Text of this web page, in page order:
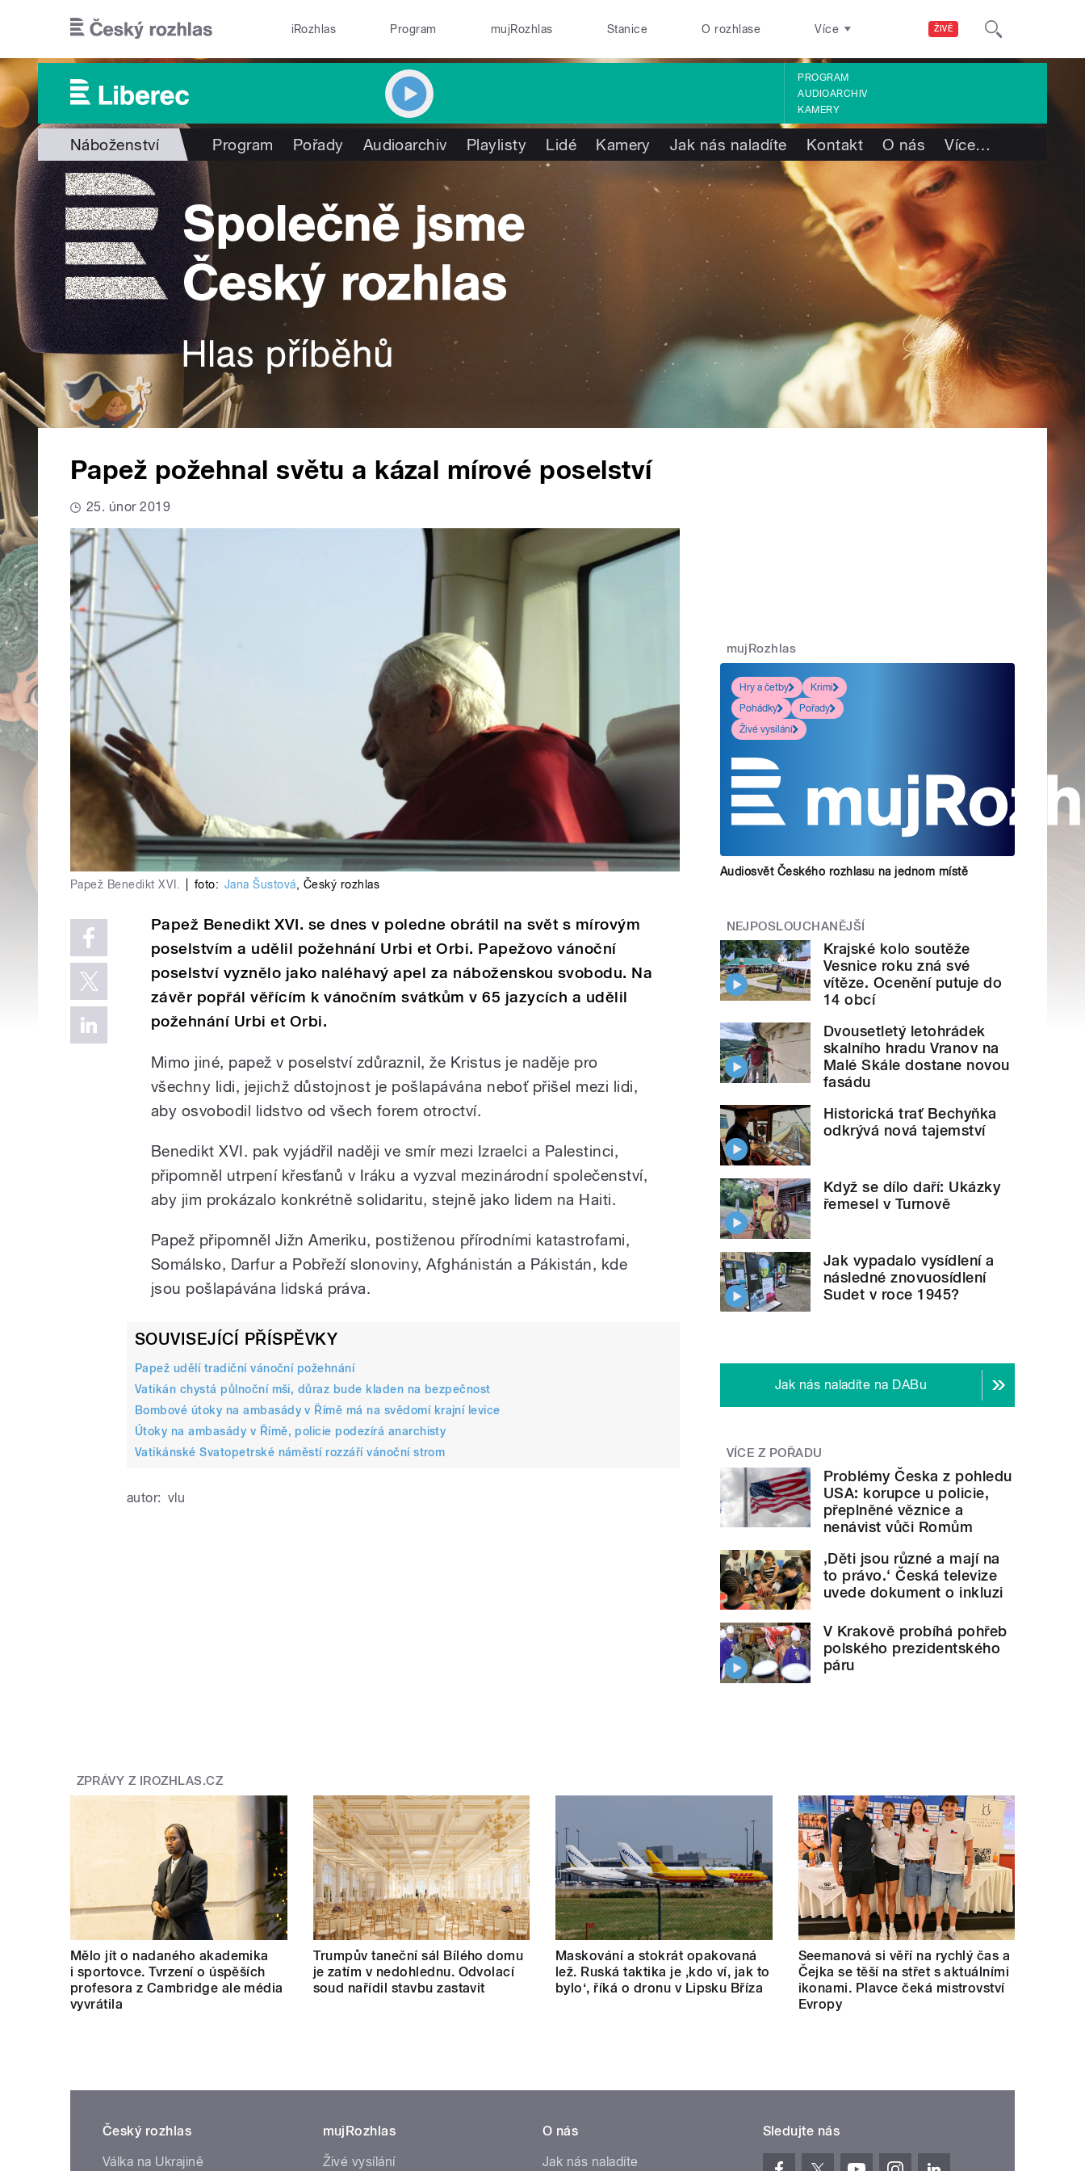
ŽIVĚ
iRozhlas Program mujRozhlas Stanice O rozhlase Více
PROGRAM
AUDIOARCHIV
KAMERY
Náboženství Program Pořady Audioarchiv Playlisty Lidé Kamery Jak nás naladíte Kontakt O nás Více…
Papež požehnal světu a kázal mírové poselství
25. únor 2019
Papež Benedikt XVI. foto: Jana Šustová, Český rozhlas
Papež Benedikt XVI. se dnes v poledne obrátil na svět s mírovým
poselstvím a udělil požehnání Urbi et Orbi. Papežovo vánoční
poselství vyznělo jako naléhavý apel za náboženskou svobodu. Na
závěr popřál věřícím k vánočním svátkům v 65 jazycích a udělil
požehnání Urbi et Orbi.
Mimo jiné, papež v poselství zdůraznil, že Kristus je naděje pro
všechny lidi, jejichž důstojnost je pošlapávána neboť přišel mezi lidi,
aby osvobodil lidstvo od všech forem otroctví.
Benedikt XVI. pak vyjádřil naději ve smír mezi Izraelci a Palestinci,
připomněl utrpení křesťanů v Iráku a vyzval mezinárodní společenství,
aby jim prokázalo konkrétně solidaritu, stejně jako lidem na Haiti.
Papež připomněl Jižn Ameriku, postiženou přírodními katastrofami,
Somálsko, Darfur a Pobřeží slonoviny, Afghánistán a Pákistán, kde
jsou pošlapávána lidská práva.
SOUVISEJÍCÍ PŘÍSPĚVKY
Papež udělí tradiční vánoční požehnání
Vatikán chystá půlnoční mši, důraz bude kladen na bezpečnost
Bombové útoky na ambasády v Římě má na svědomí krajní levice
Útoky na ambasády v Římě, policie podezírá anarchisty
Vatikánské Svatopetrské náměstí rozzáří vánoční strom
autor: vlu
mujRozhlas
Hry a četby
Krimi
Pohádky
Pořady
Živé vysílání
Audiosvět Českého rozhlasu na jednom místě
NEJPOSLOUCHANĚJŠÍ
Krajské kolo soutěže
Vesnice roku zná své
vítěze. Ocenění putuje do
14 obcí
Dvousetletý letohrádek
skalního hradu Vranov na
Malé Skále dostane novou
fasádu
Historická trať Bechyňka
odkrývá nová tajemství
Když se dílo daří: Ukázky
řemesel v Turnově
Jak vypadalo vysídlení a
následné znovuosídlení
Sudet v roce 1945?
Jak nás naladíte na DABu
VÍCE Z POŘADU
Problémy Česka z pohledu
USA: korupce u policie,
přeplněné věznice a
nenávist vůči Romům
‚Děti jsou různé a mají na
to právo.‘ Česká televize
uvede dokument o inkluzi
V Krakově probíhá pohřeb
polského prezidentského
páru
ZPRÁVY Z IROZHLAS.CZ
Mělo jít o nadaného akademika
i sportovce. Tvrzení o úspěších
profesora z Cambridge ale média
vyvrátila
Trumpův taneční sál Bílého domu
je zatím v nedohlednu. Odvolací
soud nařídil stavbu zastavit
Maskování a stokrát opakovaná
lež. Ruská taktika je ‚kdo ví, jak to
bylo‘, říká o dronu v Lipsku Bříza
Seemanová si věří na rychlý čas a
Čejka se těší na střet s aktuálními
ikonami. Plavce čeká mistrovství
Evropy
Český rozhlas
Válka na Ukrajině
mujRozhlas
Živé vysílání
O nás
Jak nás naladíte
Sledujte nás